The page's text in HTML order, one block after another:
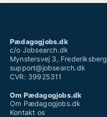
Pædagogjobs.dk
c/o Jobsearch.dk
Mynstersvej 3, Frederiksberg
support@jobsearch.dk
CVR: 39925311
Om Pædagogjobs.dk
Om Pædagogjobs.dk
Kontakt os